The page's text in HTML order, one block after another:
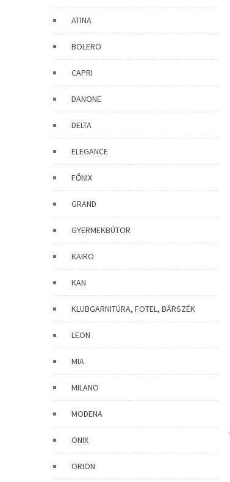
ATINA
BOLERO
CAPRI
DANONE
DELTA
ELEGANCE
FŐNIX
GRAND
GYERMEKBÚTOR
KAIRO
KAN
KLUBGARNITÚRA, FOTEL, BÁRSZÉK
LEON
MIA
MILANO
MODENA
ONIX
ORION